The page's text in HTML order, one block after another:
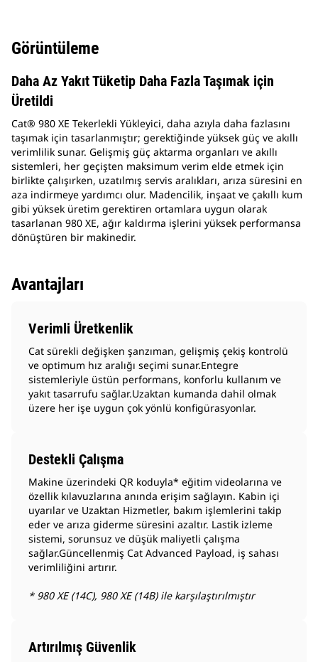
Görüntüleme
Daha Az Yakıt Tüketip Daha Fazla Taşımak için
Üretildi
Cat® 980 XE Tekerlekli Yükleyici, daha azıyla daha fazlasını
taşımak için tasarlanmıştır; gerektiğinde yüksek güç ve akıllı
verimlilik sunar. Gelişmiş güç aktarma organları ve akıllı
sistemleri, her geçişten maksimum verim elde etmek için
birlikte çalışırken, uzatılmış servis aralıkları, arıza süresini en
aza indirmeye yardımcı olur. Madencilik, inşaat ve çakıllı kum
gibi yüksek üretim gerektiren ortamlara uygun olarak
tasarlanan 980 XE, ağır kaldırma işlerini yüksek performansa
dönüştüren bir makinedir.
Avantajları
Verimli Üretkenlik
Cat sürekli değişken şanzıman, gelişmiş çekiş kontrolü
ve optimum hız aralığı seçimi sunar.Entegre
sistemleriyle üstün performans, konforlu kullanım ve
yakıt tasarrufu sağlar.Uzaktan kumanda dahil olmak
üzere her işe uygun çok yönlü konfigürasyonlar.
Destekli Çalışma
Makine üzerindeki QR koduyla* eğitim videolarına ve
özellik kılavuzlarına anında erişim sağlayın. Kabin içi
uyarılar ve Uzaktan Hizmetler, bakım işlemlerini takip
eder ve arıza giderme süresini azaltır. Lastik izleme
sistemi, sorunsuz ve düşük maliyetli çalışma
sağlar.Güncellenmiş Cat Advanced Payload, iş sahası
verimliliğini artırır.
* 980 XE (14C), 980 XE (14B) ile karşılaştırılmıştır
Artırılmış Güvenlik